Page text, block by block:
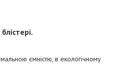
.
ємністю, в екологічному